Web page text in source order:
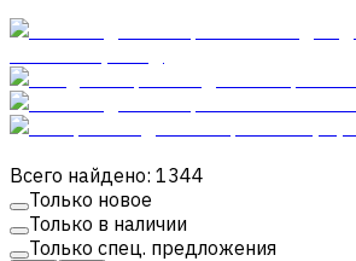
Всего найдено: 1344
Только новое
Только в наличии
Только спец. предложения